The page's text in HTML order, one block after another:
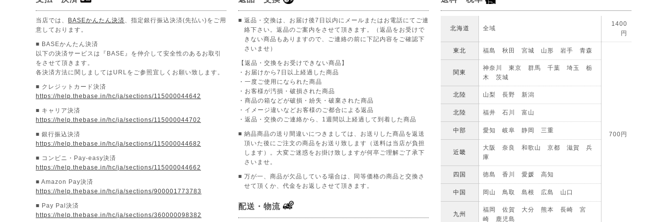
当店では、 BASEかんたん決済 、指定銀行振込決済(先払い)をご用
意しております。
■ BASEかんたん決済
以下の決済サービスは『BASE』を仲介して安全性のあるお取引
をさせて頂きます。
各決済方法に関しましてはURLをご参照宜しくお願い致します。
■ クレジットカード決済
https://help.thebase.in/hc/ja/sections/115000044642
■ キャリア決済
https://help.thebase.in/hc/ja/sections/115000044702
■ 銀行振込決済
https://help.thebase.in/hc/ja/sections/115000044682
■ コンビニ・Pay-easy決済
https://help.thebase.in/hc/ja/sections/115000044662
■ Amazon Pay決済
https://help.thebase.in/hc/ja/sections/900001773783
■ Pay Pal決済
https://help.thebase.in/hc/ja/sections/360000098382
■ 返品・交換は、お届け後7日以内にメールまたはお電話にてご連
絡下さい。返品のご案内をさせて頂きます。（返品をお受けで
きない商品もありますので、ご連絡の前に下記内容をご確認下
さいませ）
【返品・交換をお受けできない商品】
・お届けから7日以上経過した商品
・一度ご使用になられた商品
・お客様が汚損・破損された商品
・商品の箱などが破損・紛失・破棄された商品
・イメージ違いなどお客様のご都合による返品
・返品・交換のご連絡から、1週間以上経過して到着した商品
■ 納品商品の送り間違いにつきましては、お送りした商品を返送
頂いた後にご注文の商品をお送り致します（送料は当店が負担
します）。大変ご迷惑をお掛け致しますが何卒ご理解ご了承下
さいませ。
■ 万が一、商品が欠品している場合は、同等価格の商品と交換さ
せて頂くか、代金をお返しさせて頂きます。
配送・物流
北海道 全域
1400
円
東北 福島 秋田 宮城 山形 岩手 青森
700円
関東
神奈川 東京 群馬 千葉 埼玉 栃
木 茨城
北陸 山梨 長野 新潟
北陸 福井 石川 富山
中部 愛知 岐阜 静岡 三重
近畿
大阪 奈良 和歌山 京都 滋賀 兵
庫
四国 徳島 香川 愛媛 高知
中国 岡山 鳥取 島根 広島 山口
九州
福岡 佐賀 大分 熊本 長崎 宮
崎 鹿児島